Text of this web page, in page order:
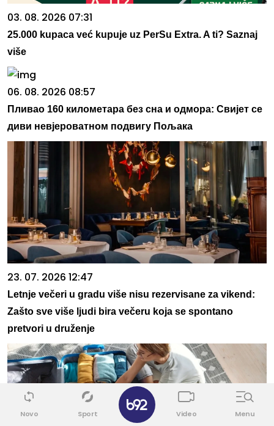
03. 08. 2026 07:31
25.000 kupaca već kupuje uz PerSu Extra. A ti? Saznaj
više
06. 08. 2026 08:57
Пливао 160 километара без сна и одмора: Свијет се
диви невјероватном подвигу Пољака
23. 07. 2026 12:47
Letnje večeri u gradu više nisu rezervisane za vikend:
Zašto sve više ljudi bira večeru koja se spontano
pretvori u druženje
Novo Sport Video Menu
✕